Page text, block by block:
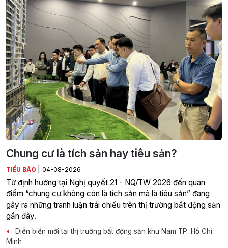
Chung cư là tích sản hay tiêu sản?
TIỂU BẢO 04-08-2026
Từ định hướng tại Nghị quyết 21 - NQ/TW 2026 đến quan
điểm “chung cư không còn là tích sản mà là tiêu sản” đang
gây ra những tranh luận trái chiều trên thị trường bất động sản
gần đây.
Diễn biến mới tại thị trường bất động sản khu Nam TP. Hồ Chí
Minh